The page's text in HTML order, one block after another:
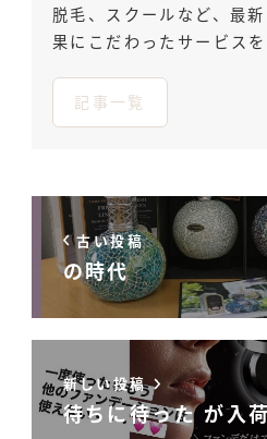
脱毛、スクールなど、最
果にこだわったサービスを
記事一覧
古い投稿
の時代
新しい投稿
待ちに待った が入